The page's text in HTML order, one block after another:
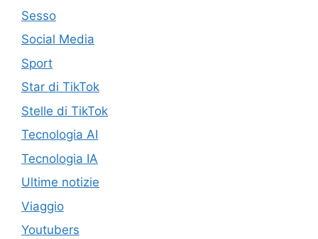
Sesso
Social Media
Sport
Star di TikTok
Stelle di TikTok
Tecnologia AI
Tecnologia IA
Ultime notizie
Viaggio
Youtubers